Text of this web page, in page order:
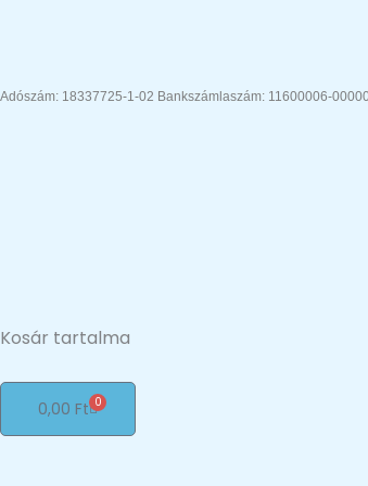
Adószám: 18337725-1-02 Bankszámlaszám: 11600006-
Kosár tartalma
0,00 Ft 0
Kosár